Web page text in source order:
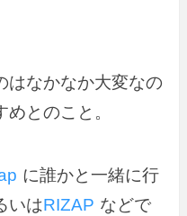
はなかなか大変なの
とのこと。
に誰かと一緒に行
いはRIZAP などで